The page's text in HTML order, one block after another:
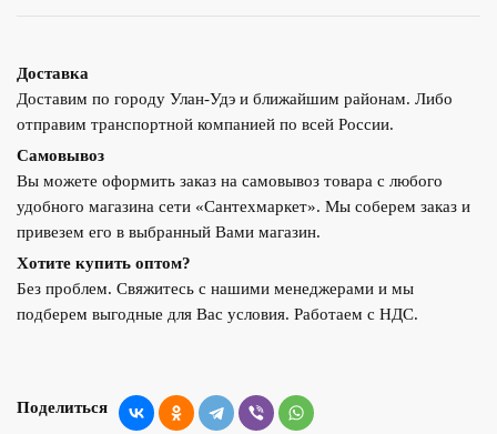
Доставка
Доставим по городу Улан-Удэ и ближайшим районам. Либо
отправим транспортной компанией по всей России.
Самовывоз
Вы можете оформить заказ на самовывоз товара с любого
удобного магазина сети «Сантехмаркет». Мы соберем заказ и
привезем его в выбранный Вами магазин.
Хотите купить оптом?
Без проблем. Свяжитесь с нашими менеджерами и мы
подберем выгодные для Вас условия. Работаем с НДС.
Поделиться